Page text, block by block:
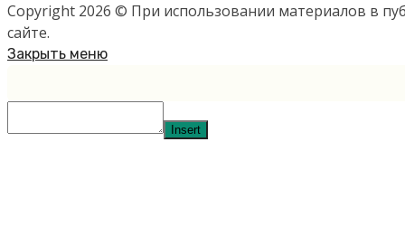
Copyright 2026 © При использовании материалов в
сайте.
Закрыть меню
Insert